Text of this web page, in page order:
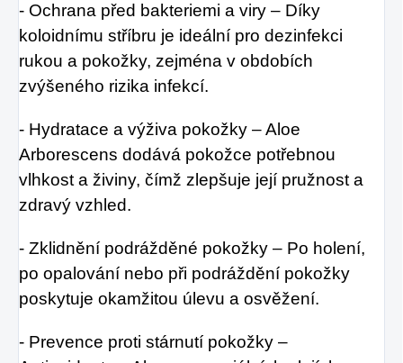
- Ochrana před bakteriemi a viry – Díky
koloidnímu stříbru je ideální pro dezinfekci
rukou a pokožky, zejména v obdobích
zvýšeného rizika infekcí.
- Hydratace a výživa pokožky – Aloe
Arborescens dodává pokožce potřebnou
vlhkost a živiny, čímž zlepšuje její pružnost a
zdravý vzhled.
- Zklidnění podrážděné pokožky – Po holení,
po opalování nebo při podráždění pokožky
poskytuje okamžitou úlevu a osvěžení.
- Prevence proti stárnutí pokožky –